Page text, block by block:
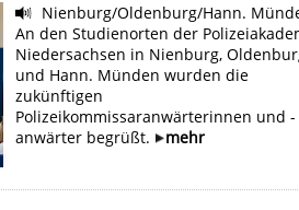
Nienburg/Oldenburg/Hann.
An den Studienorten der
Niedersachsen in Nienburg,
und Hann. Münden wurden die
zukünftigen
Polizeikommissaranwärterinnen und -
anwärter begrüßt.
mehr